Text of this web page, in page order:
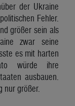
der Ukraine
Fehler.
größer sein als
zwar seine
es mit harten
würde ihre
ausbauen.
nur größer.